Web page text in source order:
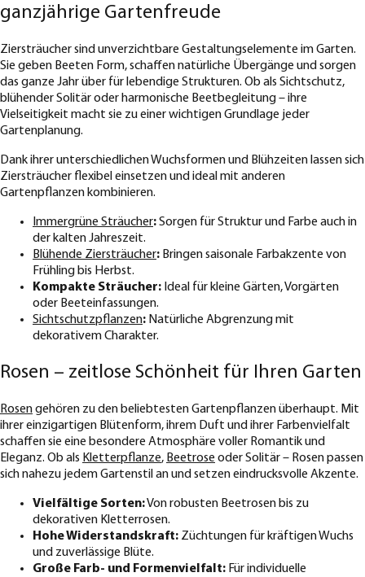
ganzjährige Gartenfreude
Ziersträucher sind unverzichtbare Gestaltungselemente im Garten.
Sie geben Beeten Form, schaffen natürliche Übergänge und sorgen
das ganze Jahr über für lebendige Strukturen. Ob als Sichtschutz,
blühender Solitär oder harmonische Beetbegleitung – ihre
Vielseitigkeit macht sie zu einer wichtigen Grundlage jeder
Gartenplanung.
Dank ihrer unterschiedlichen Wuchsformen und Blühzeiten lassen sich
Ziersträucher flexibel einsetzen und ideal mit anderen
Gartenpflanzen kombinieren.
Immergrüne Sträucher:Sorgen für Struktur und Farbe auch in
der kalten Jahreszeit.
Blühende Ziersträucher: Bringen saisonale Farbakzente von
Frühling bis Herbst.
Kompakte Sträucher: Ideal für kleine Gärten, Vorgärten
oder Beeteinfassungen.
Sichtschutzpflanzen: Natürliche Abgrenzung mit
dekorativem Charakter.
Rosen – zeitlose Schönheit für Ihren Garten
Rosengehören zu den beliebtesten Gartenpflanzen überhaupt. Mit
ihrer einzigartigen Blütenform, ihrem Duft und ihrer Farbenvielfalt
schaffen sie eine besondere Atmosphäre voller Romantik und
Eleganz. Ob als Kletterpflanze, Beetrose oder Solitär – Rosen passen
sich nahezu jedem Gartenstil an und setzen eindrucksvolle Akzente.
Vielfältige Sorten:Von robusten Beetrosen bis zu
dekorativen Kletterrosen.
Hohe Widerstandskraft: Züchtungen für kräftigen Wuchs
und zuverlässige Blüte.
Große Farb- und Formenvielfalt: Für individuelle